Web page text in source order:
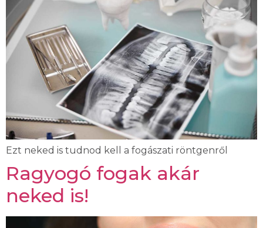
Ezt neked is tudnod kell a fogászati röntgenről
Ragyogó fogak akár
neked is!